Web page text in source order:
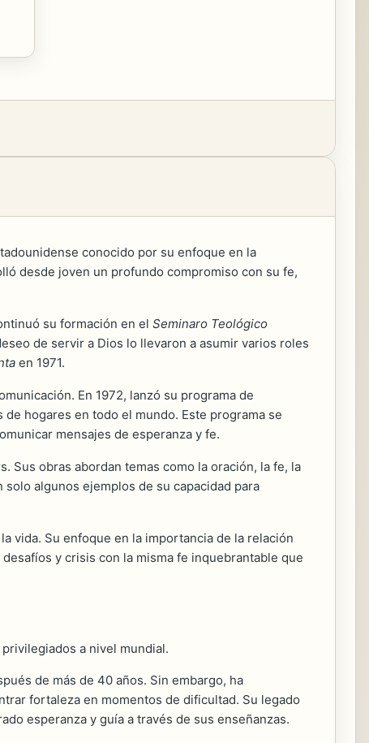
conocido por su enfoque en la
desde joven un profundo compromiso con su fe,
su formación en el Seminaro Teológico
de servir a Dios lo llevaron a asumir varios roles
en 1971.
En 1972, lanzó su programa de
hogares en todo el mundo. Este programa se
mensajes de esperanza y fe.
Sus obras abordan temas como la oración, la fe, la
solo algunos ejemplos de su capacidad para
vida. Su enfoque en la importancia de la relación
y crisis con la misma fe inquebrantable que
a nivel mundial.
de más de 40 años. Sin embargo, ha
fortaleza en momentos de dificultad. Su legado
esperanza y guía a través de sus enseñanzas.